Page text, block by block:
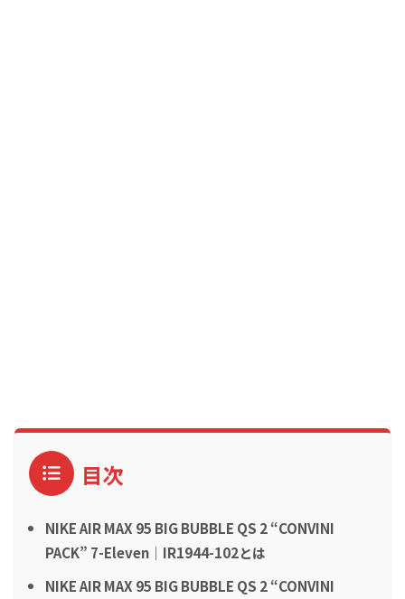
目次
NIKE AIR MAX 95 BIG BUBBLE QS 2 “CONVINI
PACK” 7-Eleven｜IR1944-102とは
NIKE AIR MAX 95 BIG BUBBLE QS 2 “CONVINI